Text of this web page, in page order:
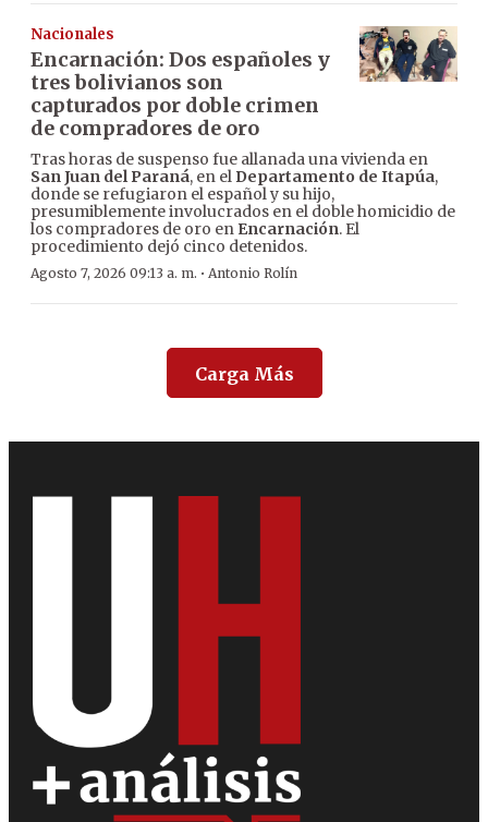
Nacionales
Encarnación: Dos españoles y
tres bolivianos son
capturados por doble crimen
de compradores de oro
Tras horas de suspenso fue allanada una vivienda en
San Juan del Paraná, en el Departamento de Itapúa,
donde se refugiaron el español y su hijo,
presumiblemente involucrados en el doble homicidio de
los compradores de oro en Encarnación. El
procedimiento dejó cinco detenidos.
Agosto 7, 2026 09:13 a. m. · Antonio Rolín
Carga Más